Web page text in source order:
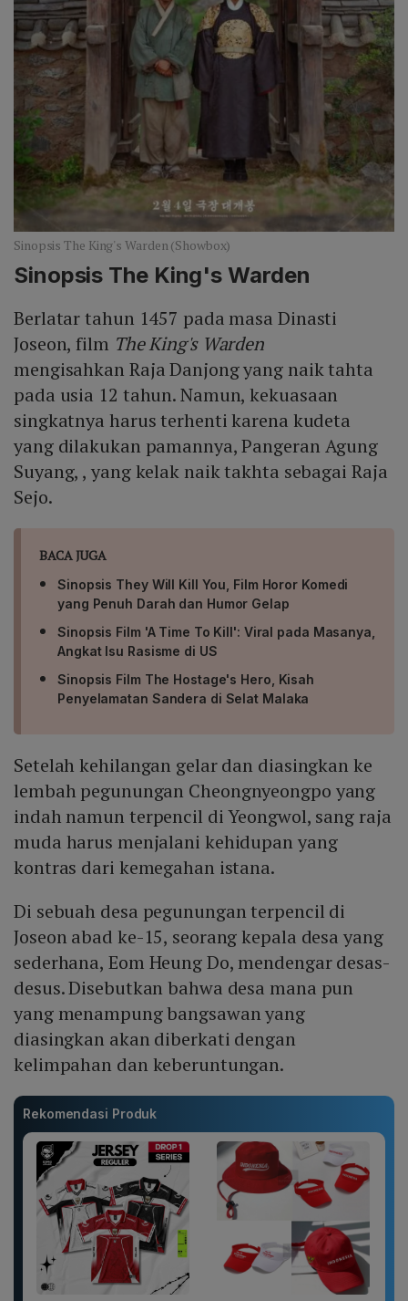
Sinopsis The King's Warden (Showbox)
Sinopsis The King's Warden
Berlatar tahun 1457 pada masa Dinasti
Joseon, film The King's Warden
mengisahkan Raja Danjong yang naik tahta
pada usia 12 tahun. Namun, kekuasaan
singkatnya harus terhenti karena kudeta
yang dilakukan pamannya, Pangeran Agung
Suyang, , yang kelak naik takhta sebagai Raja
Sejo.
BACA JUGA
Sinopsis They Will Kill You, Film Horor Komedi
yang Penuh Darah dan Humor Gelap
Sinopsis Film 'A Time To Kill': Viral pada Masanya,
Angkat Isu Rasisme di US
Sinopsis Film The Hostage's Hero, Kisah
Penyelamatan Sandera di Selat Malaka
Setelah kehilangan gelar dan diasingkan ke
lembah pegunungan Cheongnyeongpo yang
indah namun terpencil di Yeongwol, sang raja
muda harus menjalani kehidupan yang
kontras dari kemegahan istana.
Di sebuah desa pegunungan terpencil di
Joseon abad ke-15, seorang kepala desa yang
sederhana, Eom Heung Do, mendengar desas-
desus. Disebutkan bahwa desa mana pun
yang menampung bangsawan yang
diasingkan akan diberkati dengan
kelimpahan dan keberuntungan.
Rekomendasi Produk